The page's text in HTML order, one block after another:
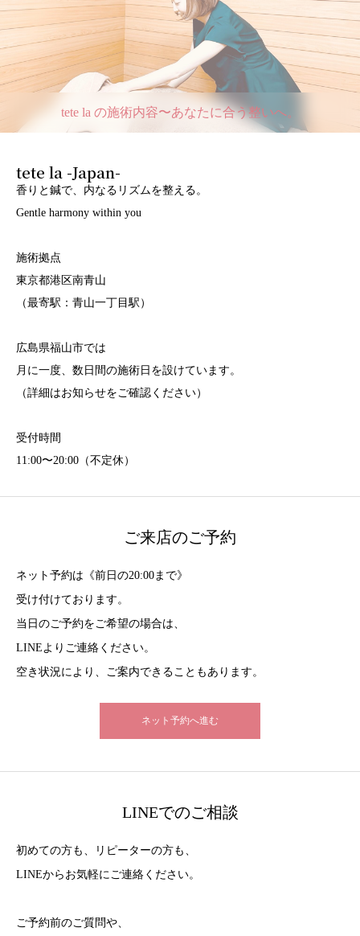
tete la の施術内容〜あなたに合う整いへ。
tete la -Japan-
香りと鍼で、内なるリズムを整える。
Gentle harmony within you
施術拠点
東京都港区南青山
（最寄駅：青山一丁目駅）
広島県福山市では
月に一度、数日間の施術日を設けています。
（詳細はお知らせをご確認ください）
受付時間
11:00〜20:00（不定休）
ご来店のご予約
ネット予約は《前日の20:00まで》
受け付けております。
当日のご予約をご希望の場合は、
LINEよりご連絡ください。
空き状況により、ご案内できることもあります。
ネット予約へ進む
LINEでのご相談
初めての方も、リピーターの方も、
LINEからお気軽にご連絡ください。
ご予約前のご質問や、